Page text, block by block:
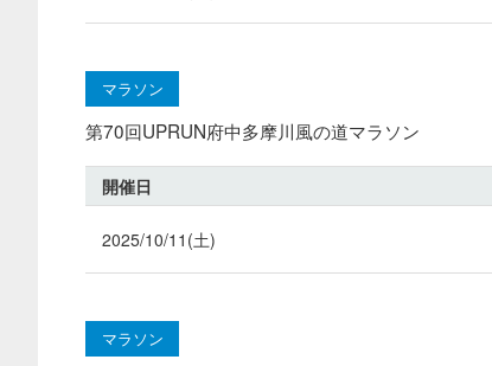
マラソン
第70回UPRUN府中多摩川風の道マラソン
開催日
2025/10/11(土)
マラソン